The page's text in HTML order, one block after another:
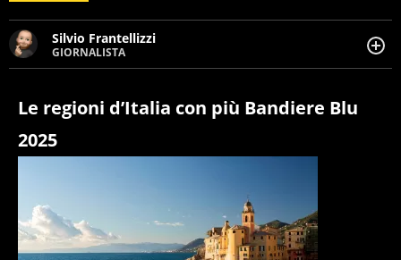
Silvio Frantellizzi
GIORNALISTA
Giornalista pubblicista. Da oltre dieci anni si occupa di
cronaca, motori, spettacolo e videogame.
Le regioni d’Italia con più Bandiere Blu
2025